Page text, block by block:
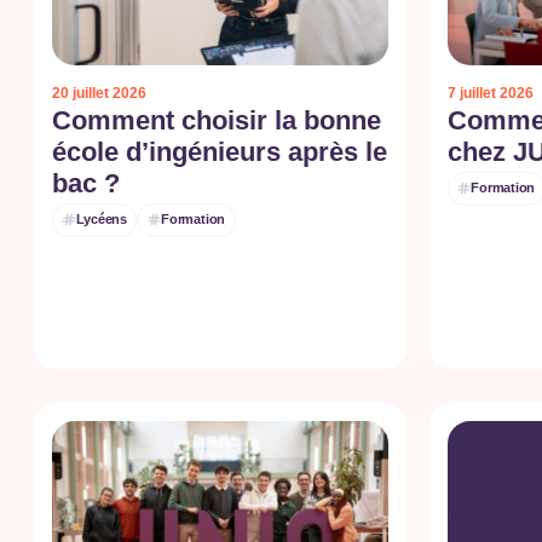
20 juillet 2026
Comment choisir la bonne
école d’ingénieurs après le
bac ?
Lycéens Formation
7 juillet 2026
chez
Formation